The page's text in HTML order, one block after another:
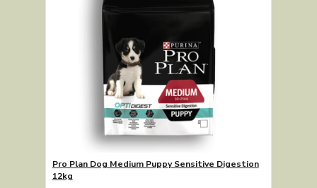
Pro Plan Dog Medium Puppy Sensitive Digestion
12kg